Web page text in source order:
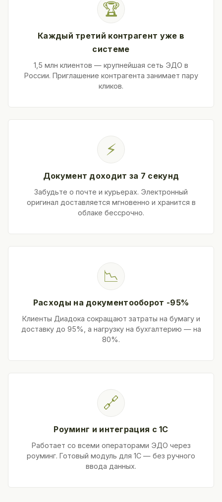
🏆
Каждый третий контрагент уже в
системе
1,5 млн клиентов — крупнейшая сеть ЭДО в
России. Приглашение контрагента занимает пару
кликов.
⚡
Документ доходит за 7 секунд
Забудьте о почте и курьерах. Электронный
оригинал доставляется мгновенно и хранится в
облаке бессрочно.
📉
Расходы на документооборот -95%
Клиенты Диадока сокращают затраты на бумагу и
доставку до 95%, а нагрузку на бухгалтерию — на
80%.
🔗
Роуминг и интеграция с 1С
Работает со всеми операторами ЭДО через
роуминг. Готовый модуль для 1С — без ручного
ввода данных.